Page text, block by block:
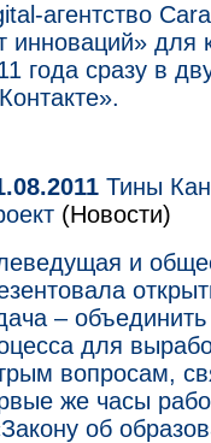
агентство
инноваций» для
года сразу в
Тины
(Новости)
и
– объединить
для
вопросам,
же часы
об